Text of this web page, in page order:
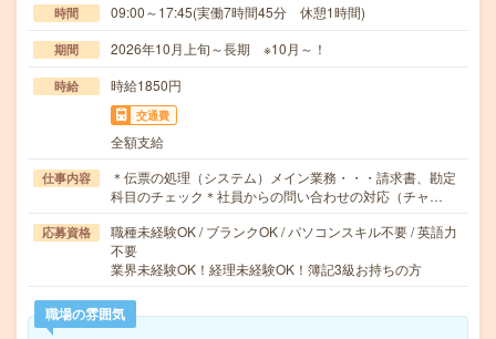
時間 09:00～17:45(実働7時間45分 休憩1時間)
期間 2026年10月上旬～長期 ※10月～！
時給 時給1850円
交通費
全額支給
仕事内容
＊伝票の処理（システム）メイン業務・・・請求書、勘定
科目のチェック＊社員からの問い合わせの対応（チャ…
応募資格
職種未経験OK / ブランクOK / パソコンスキル不要 / 英語力
不要
業界未経験OK！経理未経験OK！簿記3級お持ちの方
職場の雰囲気